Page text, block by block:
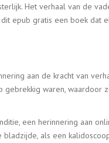
Het verhaal van de
epub gratis een boek dat
aan de kracht van
waren, waardoor
een herinnering aan
als een